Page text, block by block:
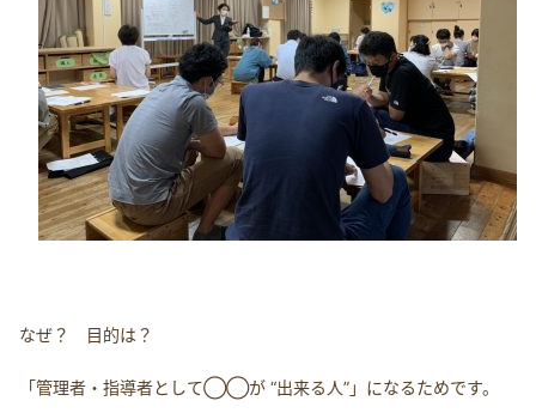
なぜ？ 目的は？
「管理者・指導者として◯◯が “出来る人”」になるためです。